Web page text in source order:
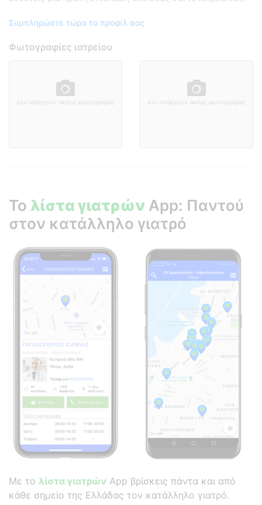
Συμπληρώστε τώρα το προφίλ σας
Φωτογραφίες ιατρείου
Δεν υπάρχουν ακόμη φωτογραφίες Δεν υπάρχουν ακόμη φωτογραφίες
Το λίστα γιατρών App: Παντού
στον κατάλληλο γιατρό
Με το λίστα γιατρών App βρίσκεις πάντα και από
κάθε σημείο της Ελλάδας τον κατάλληλο γιατρό.